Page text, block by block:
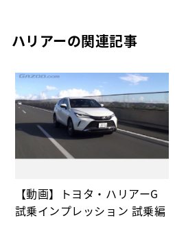
ハリアーの関連記事
【動画】トヨタ・ハリアーG
試乗インプレッション 試乗編